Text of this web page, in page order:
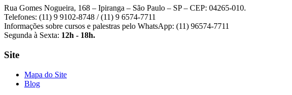
Rua Gomes Nogueira, 168 – Ipiranga – São Paulo – SP – CEP: 04265-010.
Telefones: (11) 9 9102-8748 / (11) 9 6574-7711
Informações sobre cursos e palestras pelo WhatsApp: (11) 96574-7711
Segunda à Sexta: 12h - 18h.
Site
Mapa do Site
Blog